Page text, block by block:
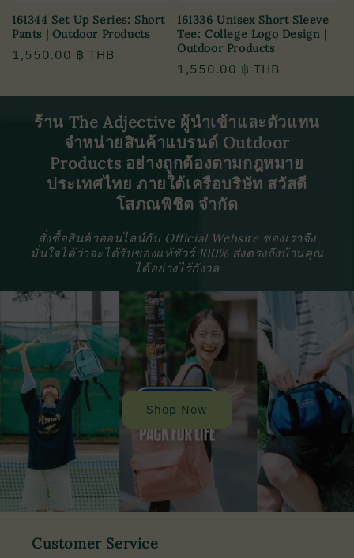
161344 Set Up Series: Short
Pants | Outdoor Products
Regular
1,550.00 ฿ THB
161336 Unisex Short Sleeve
Tee: College Logo Design |
Outdoor Products
Regular
1,550.00 ฿ THB
ร้าน The Adjective ผู้นำเข้าและตัวแทน
จำหน่ายสินค้าแบรนด์ Outdoor
Products อย่างถูกต้องตามกฎหมาย
ประเทศไทย ภายใต้เครือบริษัท สวัสดี
โสภณพิชิต จำกัด
สั่งซื้อสินค้าออนไลน์กับ Official Website ของเราจึง
มั่นใจได้ว่าจะได้รับของแท้ชัวร์ 100% ส่งตรงถึงบ้านคุณ
ได้อย่างไร้กังวล
Shop Now
Customer Service